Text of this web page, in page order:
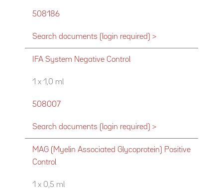
508186
Search documents (login required) >
IFA System Negative Control
1 x 1,0 ml
508007
Search documents (login required) >
MAG (Myelin Associated Glycoprotein) Positive
Control
1 x 0,5 ml